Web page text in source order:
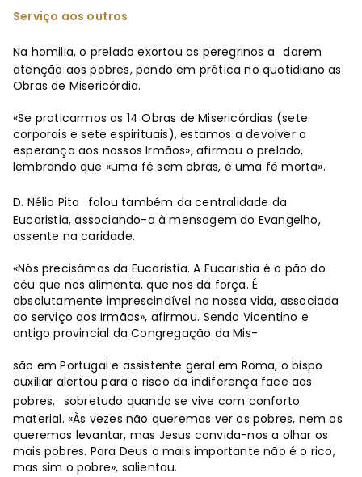
Serviço aos outros
Na homilia, o prelado exortou os peregrinos a darem
atenção aos pobres, pondo em prática no quotidiano as
Obras de Misericórdia.
«Se praticarmos as 14 Obras de Misericórdias (sete
corporais e sete espirituais), estamos a devolver a
esperança aos nossos Irmãos», afirmou o prelado,
lembrando que «uma fé sem obras, é uma fé morta».
D. Nélio Pita
falou também da centralidade da
Eucaristia, associando-a à mensagem do Evangelho,
assente na caridade.
«Nós precisámos da Eucaristia. A Eucaristia é o pão do
céu que nos alimenta, que nos dá força. É
absolutamente imprescindível na nossa vida, associada
ao serviço aos Irmãos», afirmou. Sendo Vicentino e
antigo provincial da Congregação da Mis-
são em Portugal e assistente geral em Roma, o bispo
auxiliar alertou para o risco da indiferença face aos
pobres, sobretudo quando se vive com conforto
material. «Às vezes não queremos ver os pobres, nem os
queremos levantar, mas Jesus convida-nos a olhar os
mais pobres. Para Deus o mais importante não é o rico,
mas sim o pobre», salientou.